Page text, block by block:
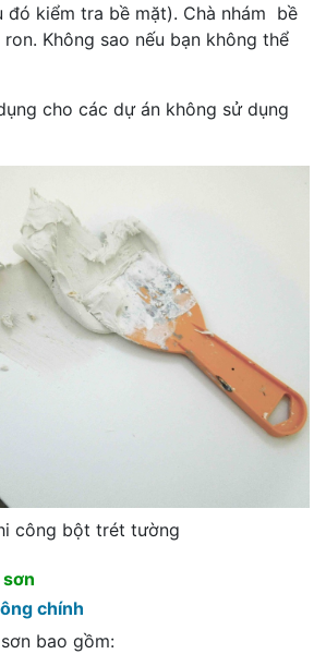
đó kiểm tra bề mặt). Chà nhám bề
Không sao nếu bạn không thể
cho các dự án không sử dụng
công bột trét tường
chính
bao gồm: